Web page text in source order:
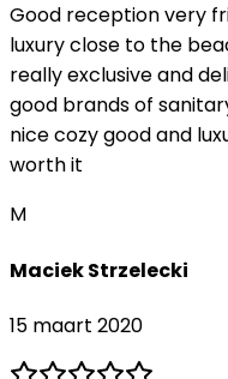
Good reception very
luxury close to the
really exclusive and
good brands of
nice cozy good and
worth it
M
Maciek Strzelecki
15 maart 2020